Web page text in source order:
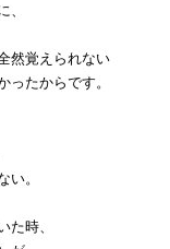
、
然覚えられない
ったからです。
い。
た時、